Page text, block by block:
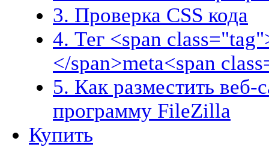
3. Проверка CSS кода
4. Тег <span
</span>meta<span
5. Как разместить веб-
программу FileZilla
Купить